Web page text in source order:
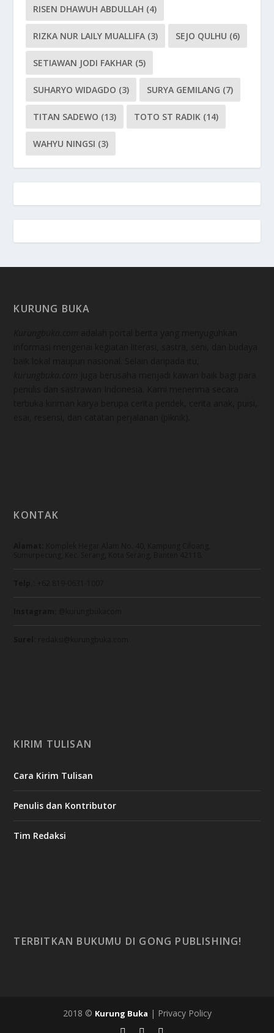
RISEN DHAWUH ABDULLAH (4)
RIZKA NUR LAILY MUALLIFA (3) SEJO QULHU (6)
SETIAWAN JODI FAKHAR (5)
SUHARYO WIDAGDO (3) SURYA GEMILANG (7)
TITAN SADEWO (13) TOTO ST RADIK (14)
WAHYU NINGSI (3)
KURUNG BUKA
KONTAK
KIRIM TULISAN
Cara Kirim Tulisan
Penulis dan Kontributor
Tim Redaksi
TERBITKAN BUKUMU DI GONG PUBLISHING!
2018 © Kurung Buka | Privacy Policy